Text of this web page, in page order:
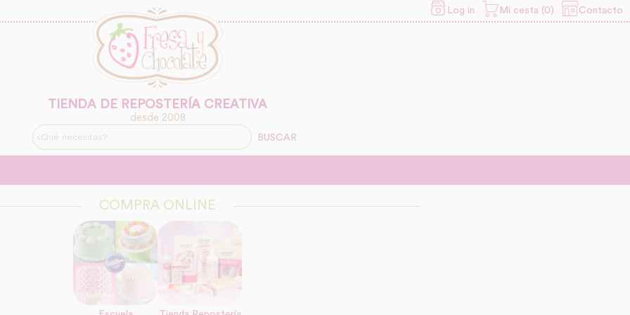
Log in Mi cesta (0) Contacto
TIENDA DE REPOSTERÍA CREATIVA
desde 2008
BUSCAR
COMPRA ONLINE